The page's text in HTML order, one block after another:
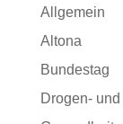
Allgemein
Altona
Bundestag
Drogen-